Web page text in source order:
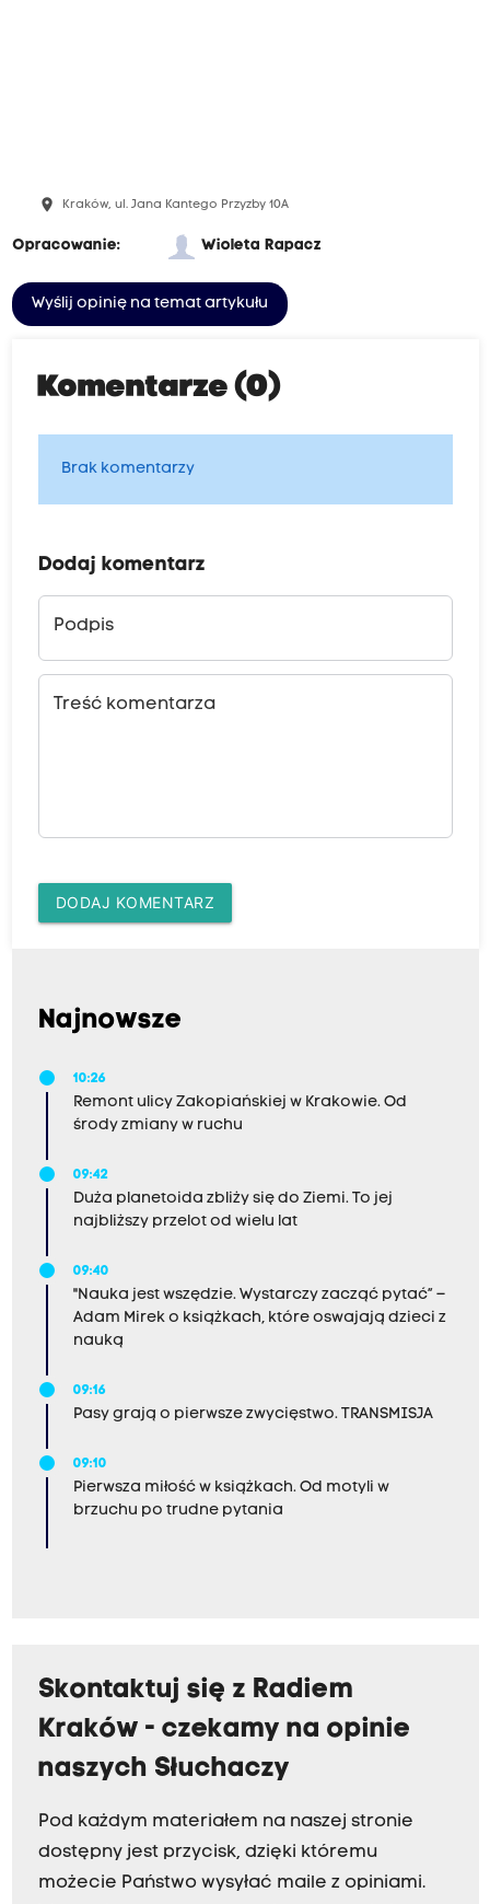
place Kraków, ul. Jana Kantego Przyzby 10A
Opracowanie: Wioleta Rapacz
Wyślij opinię na temat artykułu
Komentarze (0)
Brak komentarzy
Dodaj komentarz
Podpis
Treść komentarza
DODAJ KOMENTARZ
Najnowsze
10:26
Remont ulicy Zakopiańskiej w Krakowie. Od
środy zmiany w ruchu
09:42
Duża planetoida zbliży się do Ziemi. To jej
najbliższy przelot od wielu lat
09:40
"Nauka jest wszędzie. Wystarczy zacząć pytać” –
Adam Mirek o książkach, które oswajają dzieci z
nauką
09:16
Pasy grają o pierwsze zwycięstwo. TRANSMISJA
09:10
Pierwsza miłość w książkach. Od motyli w
brzuchu po trudne pytania
Skontaktuj się z Radiem
Kraków - czekamy na opinie
naszych Słuchaczy
Pod każdym materiałem na naszej stronie
dostępny jest przycisk, dzięki któremu
możecie Państwo wysyłać maile z opiniami.